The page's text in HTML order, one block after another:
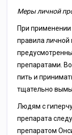
Меры личной
При
правила личной
препаратами.
пить и
тщательно
Людям с
препарата
препаратом